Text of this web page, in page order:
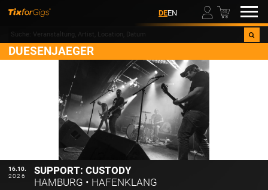
DEEN 00
DUESENJAEGER
16.10.
2026
SUPPORT: CUSTODY
HAMBURG • HAFENKLANG